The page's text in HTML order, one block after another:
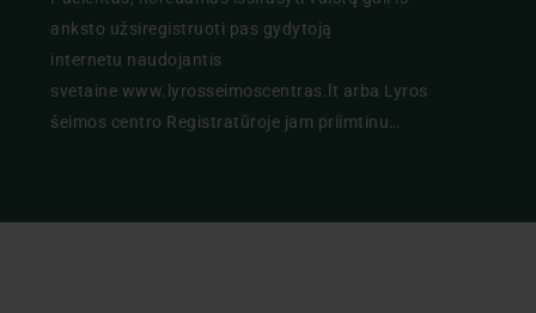
anksto užsiregistruoti pas gydytoją
internetu naudojantis
svetaine www.lyrosseimoscentras.lt arba Lyros
šeimos centro Registratūroje jam priimtinu…